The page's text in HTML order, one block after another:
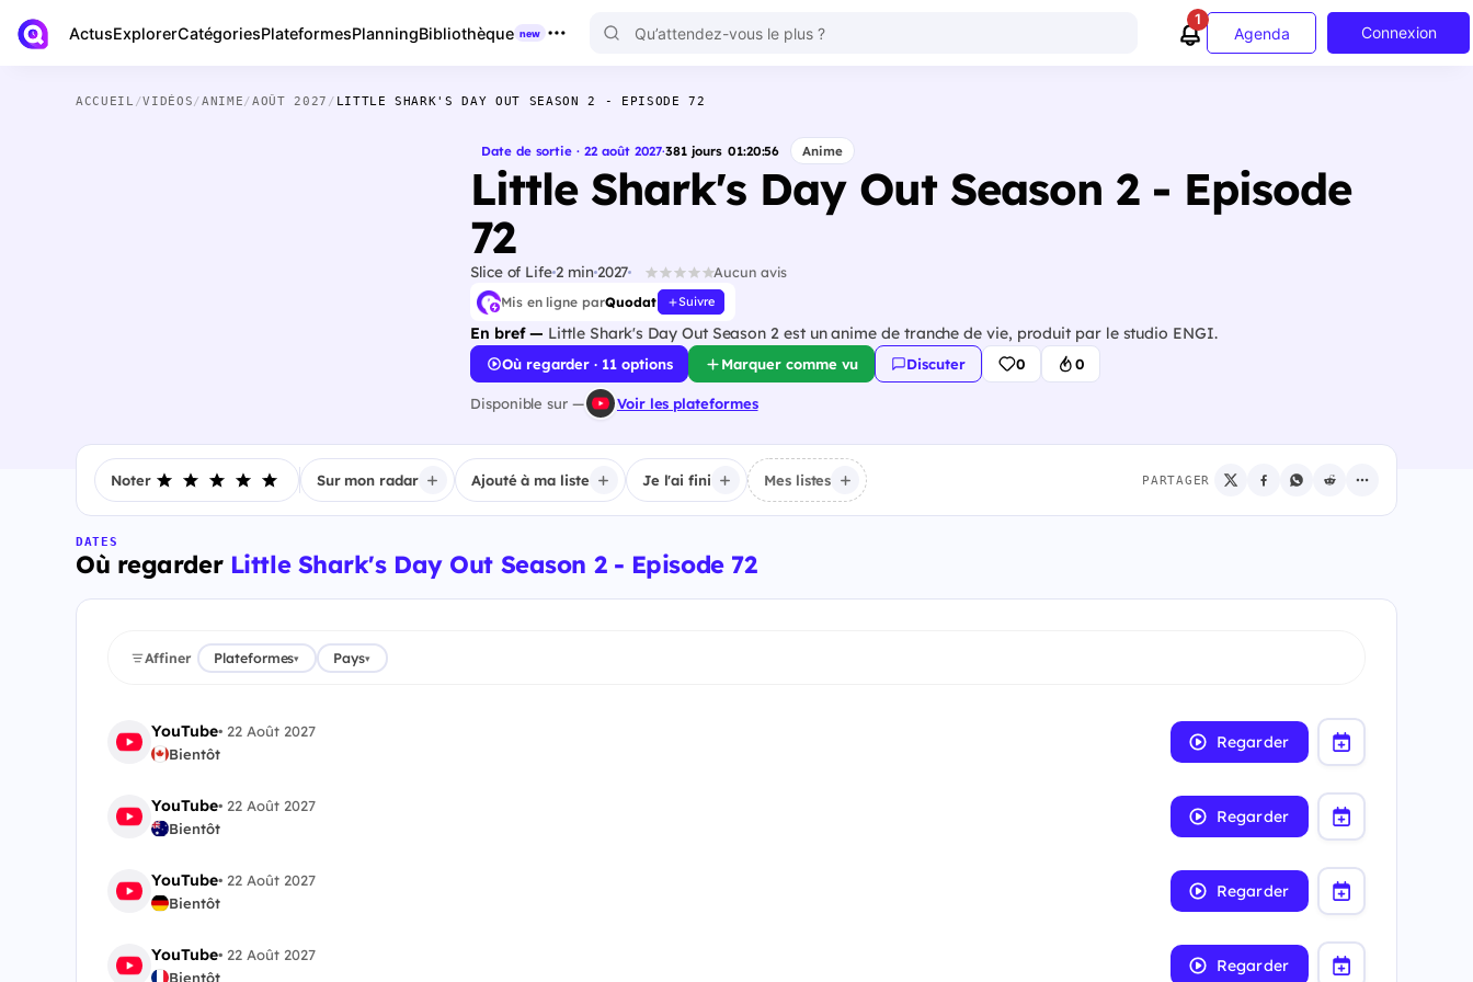
ActusExplorerCatégoriesPlateformesPlanningBibliothèque new
1
Agenda Connexion
ACCUEIL /VIDÉOS/ANIME/AOÛT 2027 / LITTLE SHARK'S DAY OUT SEASON 2 - EPISODE 72
Date de sortie · 22 août 2027·381 jours 01:20:55 Anime
Little Shark's Day Out Season 2 - Episode
72
Slice of Life 2 min 2027 Aucun avis
Mis en ligne parQuodat Suivre
En bref — Little Shark's Day Out Season 2 est un anime de tranche de vie, produit par le studio ENGI.
Où regarder · 11 options Marquer comme vu Discuter 0 0
Disponible sur — Voir les plateformes
Noter Sur mon radar Ajouté à ma liste Je l'ai fini Mes listes PARTAGER
DATES
Où regarder Little Shark's Day Out Season 2 - Episode 72
Affiner Plateformes▾ Pays▾
YouTube• 22 Août 2027
Bientôt
Regarder
YouTube• 22 Août 2027
Bientôt
Regarder
YouTube• 22 Août 2027
Bientôt
Regarder
YouTube• 22 Août 2027
Bientôt
Regarder